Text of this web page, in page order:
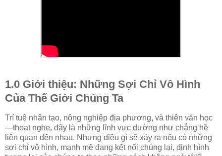
1.0 Giới thiệu: Những Sợi Chỉ Vô Hình
Của Thế Giới Chúng Ta
Trí tuệ nhân tạo, nông nghiệp địa phương, và thiên văn học
—thoạt nghe, đây là những lĩnh vực dường như chẳng hề
liên quan đến nhau. Nhưng điều gì sẽ xảy ra nếu có những
sợi chỉ vô hình, mạnh mẽ đang kết nối chúng lại, định hình